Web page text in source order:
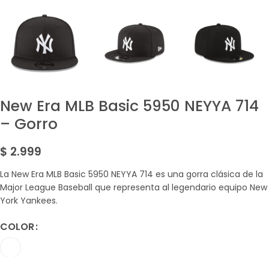
New Era MLB Basic 5950 NEYYA 714
– Gorro
$ 2.999
La New Era MLB Basic 5950 NEYYA 714 es una gorra clásica de la
Major League Baseball que representa al legendario equipo New
York Yankees.
COLOR